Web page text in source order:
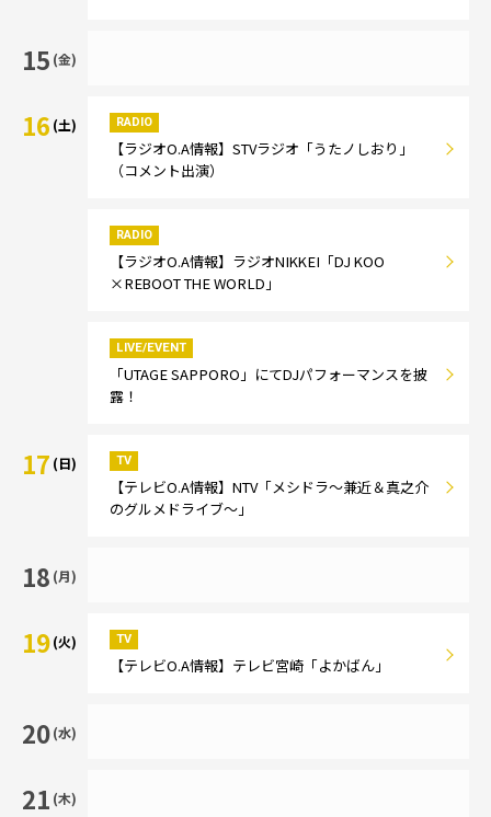
15 (金)
16 (土) RADIO
【ラジオO.A情報】STVラジオ「うたノしおり」
（コメント出演）
RADIO
【ラジオO.A情報】ラジオNIKKEI「DJ KOO
×REBOOT THE WORLD」
LIVE/EVENT
「UTAGE SAPPORO」にてDJパフォーマンスを披
露！
17 (日) TV
【テレビO.A情報】NTV「メシドラ～兼近＆真之介
のグルメドライブ～」
18 (月)
19(火) TV
【テレビO.A情報】テレビ宮崎「よかばん」
20(水)
21 (木)